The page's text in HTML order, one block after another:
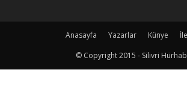
Anasayfa Yazarlar Künye
© Copyright 2015 - Silivri